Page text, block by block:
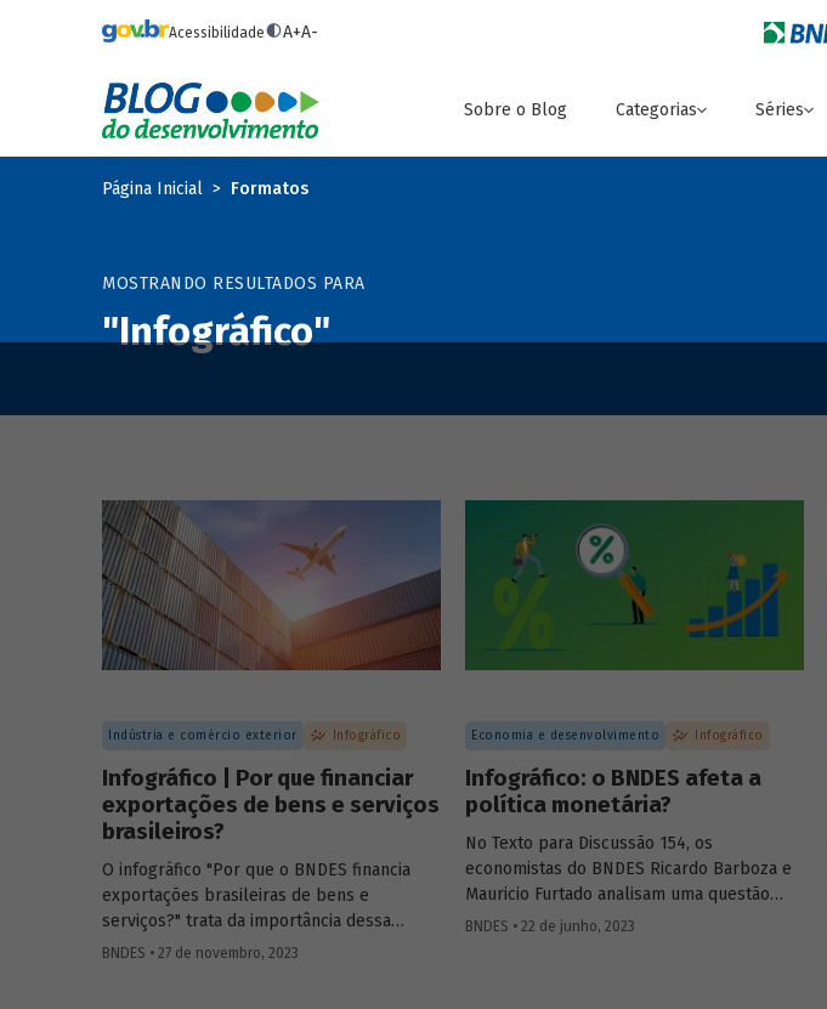
Acessibilidade A+A-
Sobre o Blog Categorias Séries
Página Inicial Formatos
MOSTRANDO RESULTADOS PARA
"Infográfico"
Indústria e comércio exterior Infográfico
Infográfico | Por que financiar
exportações de bens e serviços
brasileiros?
O infográfico "Por que o BNDES financia
exportações brasileiras de bens e
serviços?" trata da importância dessa
atividade, explica por que países contam
BNDES • 27 de novembro, 2023
Economia e desenvolvimento Infográfico
Infográfico: o BNDES afeta a
política monetária?
No Texto para Discussão 154, os
economistas do BNDES Ricardo Barboza e
Mauricio Furtado analisam uma questão
recorrente no debate público: o possível
BNDES • 22 de junho, 2023